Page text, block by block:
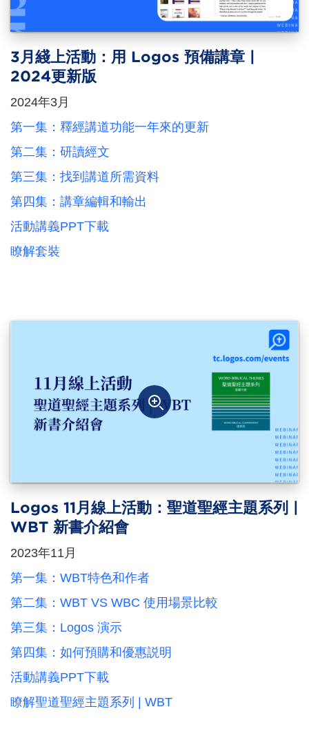
3月綫上活動：用 Logos 預備講章 |
2024更新版
2024年3月
第一集：釋經講道功能一年來的更新
第二集：研讀經文
第三集：找到講道所需資料
第四集：講章編輯和輸出
活動講義PPT下載
瞭解套裝
Logos 11月線上活動：聖道聖經主題系列 |
WBT 新書介紹會
2023年11月
第一集：WBT特色和作者
第二集：WBT VS WBC 使用場景比較
第三集：Logos 演示
第四集：如何預購和優惠説明
活動講義PPT下載
瞭解聖道聖經主題系列 | WBT